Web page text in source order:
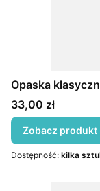
Opaska
Cena
33,00 zł
Zobacz produkt
Dostępność: kilka